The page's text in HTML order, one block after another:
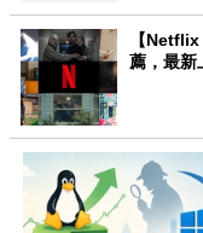
【
薦，最新